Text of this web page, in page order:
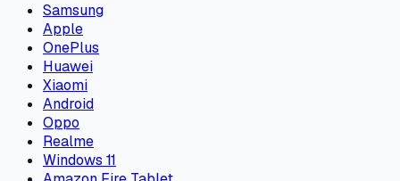
Samsung
Apple
OnePlus
Huawei
Xiaomi
Android
Oppo
Realme
Windows 11